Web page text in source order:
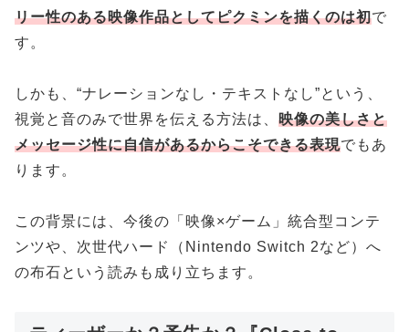
リー性のある映像作品としてピクミンを描くのは初で
す。
しかも、“ナレーションなし・テキストなし”という、
視覚と音のみで世界を伝える方法は、 映像の美しさと
メッセージ性に自信があるからこそできる表現でもあ
ります。
この背景には、今後の「映像×ゲーム」統合型コンテ
ンツや、次世代ハード（Nintendo Switch 2など）へ
の布石という読みも成り立ちます。